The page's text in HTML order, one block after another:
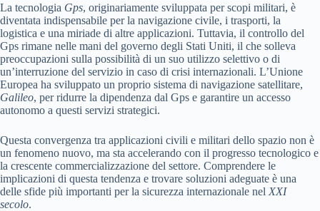
La tecnologia Gps, originariamente sviluppata per scopi militari, è
diventata indispensabile per la navigazione civile, i trasporti, la
logistica e una miriade di altre applicazioni. Tuttavia, il controllo del
Gps rimane nelle mani del governo degli Stati Uniti, il che solleva
preoccupazioni sulla possibilità di un suo utilizzo selettivo o di
un’interruzione del servizio in caso di crisi internazionali. L’Unione
Europea ha sviluppato un proprio sistema di navigazione satellitare,
Galileo, per ridurre la dipendenza dal Gps e garantire un accesso
autonomo a questi servizi strategici.
Questa convergenza tra applicazioni civili e militari dello spazio non è
un fenomeno nuovo, ma sta accelerando con il progresso tecnologico e
la crescente commercializzazione del settore. Comprendere le
implicazioni di questa tendenza e trovare soluzioni adeguate è una
delle sfide più importanti per la sicurezza internazionale nel XXI
secolo.